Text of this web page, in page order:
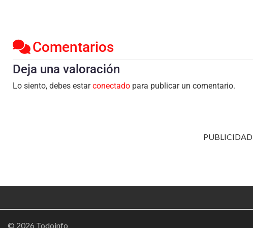
Comentarios
Deja una valoración
Lo siento, debes estarconectado para publicar un comentario.
PUBLICIDAD
© 2026 Todoinfo